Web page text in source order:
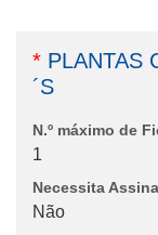
* PLANTAS
´S
N.º máximo de
1
Necessita
Não